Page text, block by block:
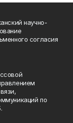
научно-
согласия
по